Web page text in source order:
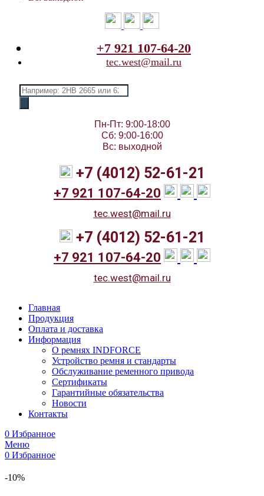
+7 921 107-64-20
tec.west@mail.ru
Поиск
товаров
Пн-Пт: 9:00-18:00
Сб: 9:00-16:00
Вс: выходной
+7 (4012) 52-61-21
+7 921 107-64-20
tec.west@mail.ru
+7 (4012) 52-61-21
+7 921 107-64-20
tec.west@mail.ru
Главная
Продукция
Оплата и доставка
Информация
О ремнях INDFORCE
Устройство ремня и стандарты
Обслуживание ременного привода
Сертификаты
Гарантийные обязательства
Новости
Контакты
0 Избранное
Меню
0 Избранное
-10%